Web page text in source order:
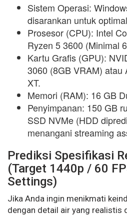
Sistem Operasi:
disarankan untuk
Prosesor (CPU): Intel
Ryzen 5 3600 (Minimal
Kartu Grafis (GPU):
3060 (8GB VRAM) atau
XT.
Memori (RAM): 16 GB
Penyimpanan: 150 GB
SSD NVMe (HDD
menangani streaming
Prediksi Spesifikasi
(Target 1440p / 60
Settings)
Jika Anda ingin menikmati
dengan detail air yang realistis